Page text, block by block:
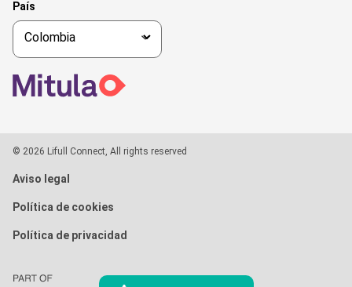
País
© 2026 Lifull Connect, All rights reserved
Aviso legal
Política de cookies
Política de privacidad